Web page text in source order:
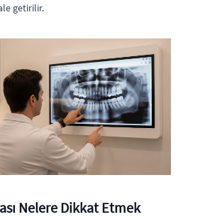
getirilir.
Nelere Dikkat Etmek